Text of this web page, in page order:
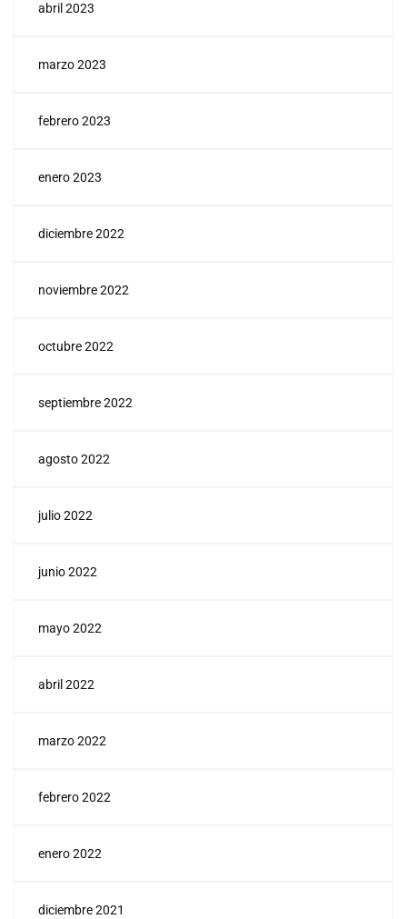
abril 2023
marzo 2023
febrero 2023
enero 2023
diciembre 2022
noviembre 2022
octubre 2022
septiembre 2022
agosto 2022
julio 2022
junio 2022
mayo 2022
abril 2022
marzo 2022
febrero 2022
enero 2022
diciembre 2021